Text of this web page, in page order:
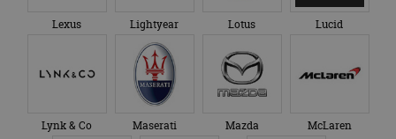
Lexus Lightyear Lotus Lucid
Lynk & Co Maserati Mazda McLaren